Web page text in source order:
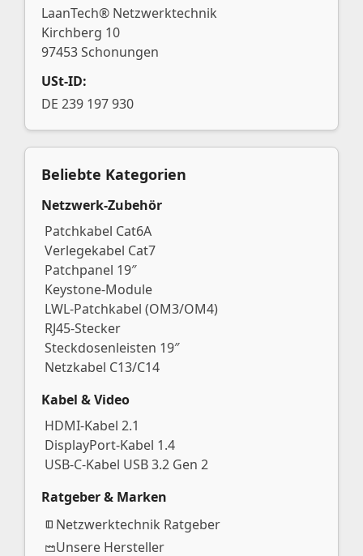
LaanTech® Netzwerktechnik
Kirchberg 10
97453 Schonungen
USt-ID:
DE 239 197 930
Beliebte Kategorien
Netzwerk-Zubehör
Patchkabel Cat6A
Verlegekabel Cat7
Patchpanel 19″
Keystone-Module
LWL-Patchkabel (OM3/OM4)
RJ45-Stecker
Steckdosenleisten 19″
Netzkabel C13/C14
Kabel & Video
HDMI-Kabel 2.1
DisplayPort-Kabel 1.4
USB-C-Kabel USB 3.2 Gen 2
Ratgeber & Marken
Netzwerktechnik Ratgeber
Unsere Hersteller